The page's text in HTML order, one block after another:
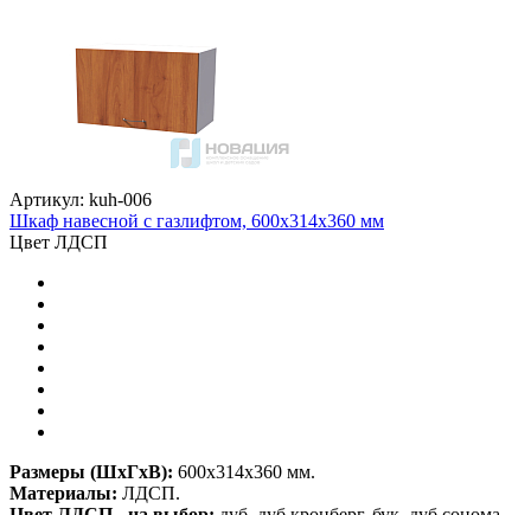
Артикул: kuh-006
Шкаф навесной с газлифтом, 600х314х360 мм
Цвет ЛДСП
Размеры (ШхГхВ): 600х314х360 мм.
Материалы: ЛДСП.